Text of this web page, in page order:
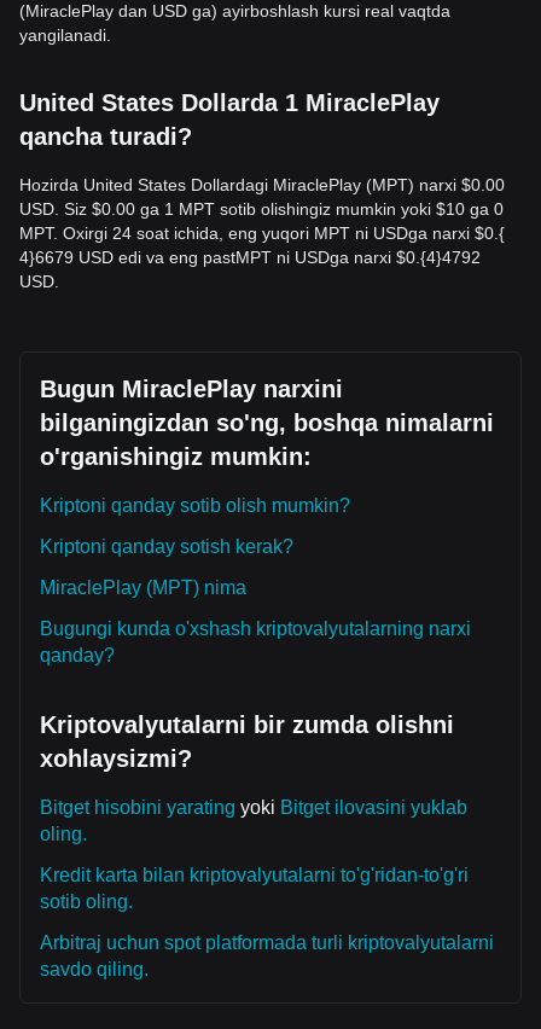
(MiraclePlay dan USD ga) ayirboshlash kursi real vaqtda
yangilanadi.
United States Dollarda 1 MiraclePlay
qancha turadi?
Hozirda United States Dollardagi MiraclePlay (MPT) narxi $0.00
USD. Siz $0.00 ga 1 MPT sotib olishingiz mumkin yoki $10 ga 0
MPT. Oxirgi 24 soat ichida, eng yuqori MPT ni USDga narxi $0.{​
4}6679 USD edi va eng pastMPT ni USDga narxi $0.{​4}4792
USD.
Bugun MiraclePlay narxini
bilganingizdan so'ng, boshqa nimalarni
o'rganishingiz mumkin:
Kriptoni qanday sotib olish mumkin?
Kriptoni qanday sotish kerak?
MiraclePlay (MPT) nima
Bugungi kunda o'xshash kriptovalyutalarning narxi
qanday?
Kriptovalyutalarni bir zumda olishni
xohlaysizmi?
Bitget hisobini yarating yoki Bitget ilovasini yuklab
oling.
Kredit karta bilan kriptovalyutalarni to'g'ridan-to'g'ri
sotib oling.
Arbitraj uchun spot platformada turli kriptovalyutalarni
savdo qiling.